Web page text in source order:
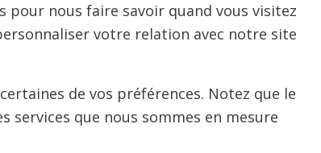
pour nous faire savoir quand vous visitez
votre relation avec notre site
de vos préférences. Notez que le
services que nous sommes en mesure